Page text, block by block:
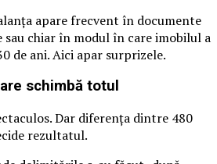
apare frecvent în documente
sau chiar în modul în care imobilul a
de ani. Aici apar surprizele.
schimbă totul
Dar diferența dintre 480
rezultatul.